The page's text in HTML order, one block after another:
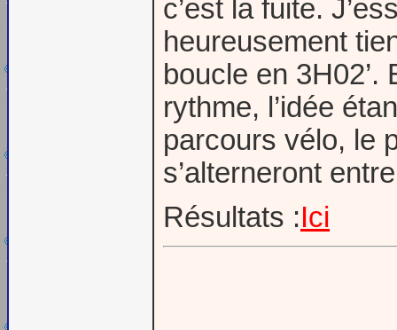
c’est la fuite.
heureusement
boucle en
rythme, l’idée
parcours vélo, le
s’alterneront entre
Résultats :Ici